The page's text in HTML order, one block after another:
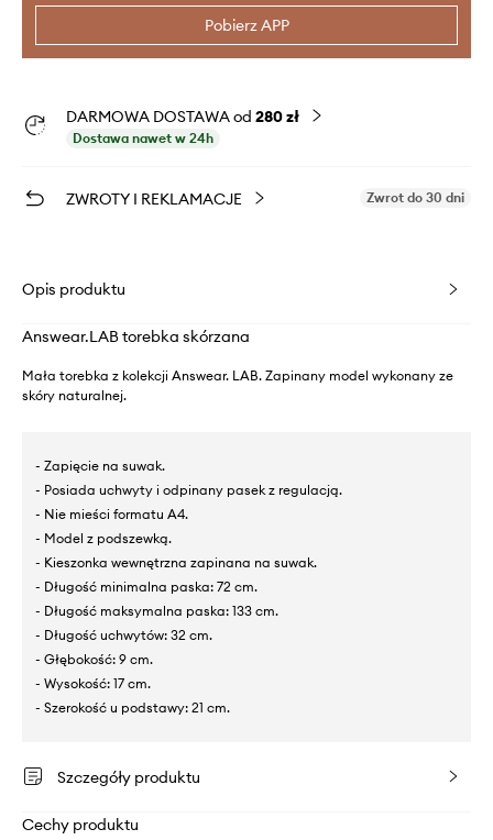
Pobierz APP
DARMOWA DOSTAWA od 280 zł
Dostawa nawet w 24h
ZWROTY I REKLAMACJE Zwrot do 30 dni
Opis produktu
Answear.LAB torebka skórzana
Mała torebka z kolekcji Answear. LAB. Zapinany model wykonany ze
skóry naturalnej.
- Zapięcie na suwak.
- Posiada uchwyty i odpinany pasek z regulacją.
- Nie mieści formatu A4.
- Model z podszewką.
- Kieszonka wewnętrzna zapinana na suwak.
- Długość minimalna paska: 72 cm.
- Długość maksymalna paska: 133 cm.
- Długość uchwytów: 32 cm.
- Głębokość: 9 cm.
- Wysokość: 17 cm.
- Szerokość u podstawy: 21 cm.
Szczegóły produktu
Cechy produktu